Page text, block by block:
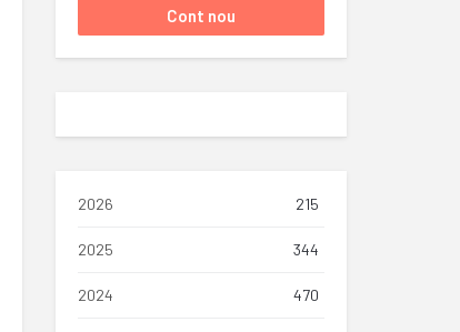
2026 215
2025 344
2024 470